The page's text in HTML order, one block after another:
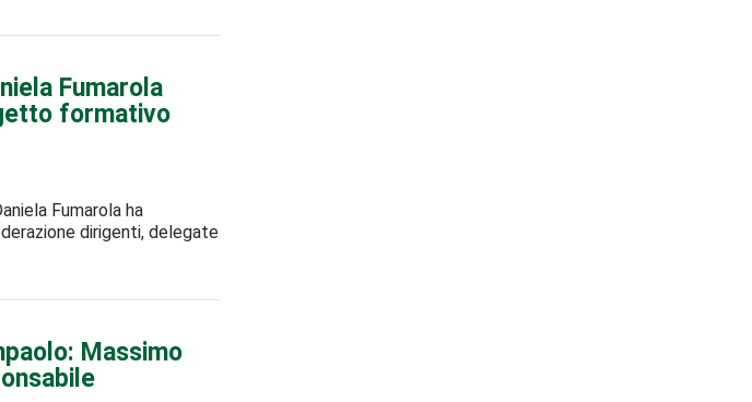
Fumarola
formativo
Fumarola ha
dirigenti, delegate
Massimo